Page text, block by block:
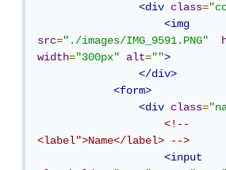
<div
class=
<img
src="./images/IMG_9591.PNG"
width="300px" alt="">
</div>
<form>
<div
class=
<!--
<label">Name</label> -->
<input